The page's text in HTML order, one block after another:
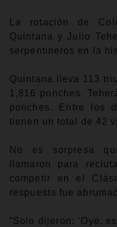
La rotación de
Quintana y Julio
serpentineros en la
Quintana lleva 113
1,816 ponches.
ponches. Entre los
tienen un total de 42
No es sorpresa
llamaron para
competir en el
respuesta fue
“Solo dijeron: ‘Oye,